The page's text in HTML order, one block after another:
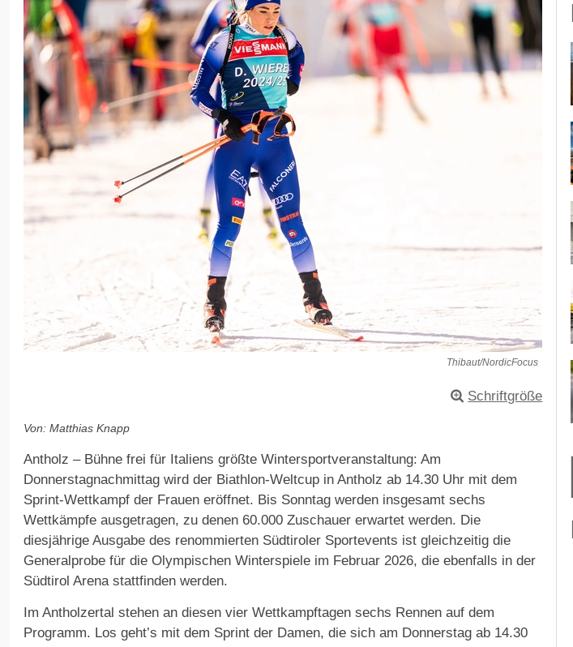
Thibaut/NordicFocus
Schriftgröße
Von: Matthias Knapp
Antholz – Bühne frei für Italiens größte Wintersportveranstaltung: Am
Donnerstagnachmittag wird der Biathlon-Weltcup in Antholz ab 14.30 Uhr mit dem
Sprint-Wettkampf der Frauen eröffnet. Bis Sonntag werden insgesamt sechs
Wettkämpfe ausgetragen, zu denen 60.000 Zuschauer erwartet werden. Die
diesjährige Ausgabe des renommierten Südtiroler Sportevents ist gleichzeitig die
Generalprobe für die Olympischen Winterspiele im Februar 2026, die ebenfalls in der
Südtirol Arena stattfinden werden.
Im Antholzertal stehen an diesen vier Wettkampftagen sechs Rennen auf dem
Programm. Los geht’s mit dem Sprint der Damen, die sich am Donnerstag ab 14.30